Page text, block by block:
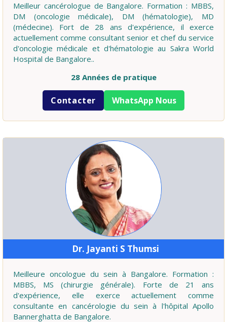
Meilleur cancérologue de Bangalore. Formation : MBBS,
DM (oncologie médicale), DM (hématologie), MD
(médecine). Fort de 28 ans d'expérience, il exerce
actuellement comme consultant senior et chef du service
d'oncologie médicale et d'hématologie au Sakra World
Hospital de Bangalore..
28 Années de pratique
Contacter WhatsApp Nous
Dr. Jayanti S Thumsi
Meilleure oncologue du sein à Bangalore. Formation :
MBBS, MS (chirurgie générale). Forte de 21 ans
d'expérience, elle exerce actuellement comme
consultante en cancérologie du sein à l'hôpital Apollo
Bannerghatta de Bangalore.